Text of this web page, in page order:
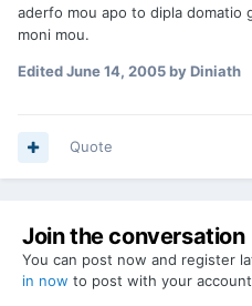
aderfo mou apo to dipla domatio
moni mou.
EditedJune 14, 2005by Diniath
Quote
Join the conversation
You can post now and register
in now to post with your